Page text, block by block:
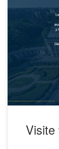
La
pendant
Palais
visite
jusqu’au
historiques
Visite